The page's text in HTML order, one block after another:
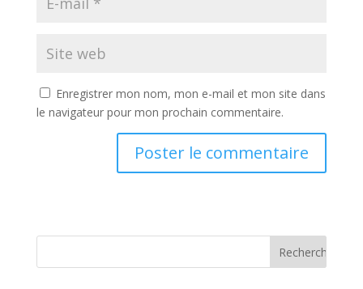
Enregistrer mon nom, mon e-mail et mon site dans
le navigateur pour mon prochain commentaire.